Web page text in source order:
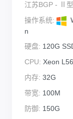
江苏BGP - Ⅱ
操作系统:
n
硬盘: 120G
CPU: Xeon
内存: 32G
带宽: 100M
防御: 150G